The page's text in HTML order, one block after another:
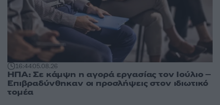
16:4405.08.26
ΗΠΑ: Σε κάμψη η αγορά εργασίας τον Ιούλιο –
Επιβραδύνθηκαν οι προσλήψεις στον ιδιωτικό
τομέα